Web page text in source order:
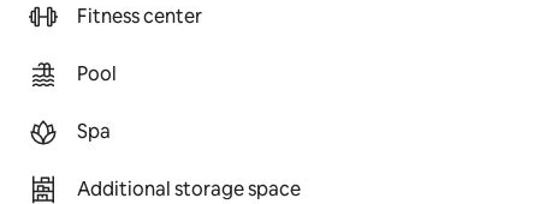
Fitness center
Pool
Spa
Additional storage space